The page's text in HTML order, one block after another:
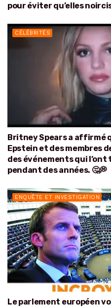
pour éviter qu’elles
CÉLÉBRITÉS
Britney Spears a affirmé
Epstein et des membres
des événements qui
pendant des années. 🤔💭
ENQUÊTE ET INVESTIGATION
Le parlement européen